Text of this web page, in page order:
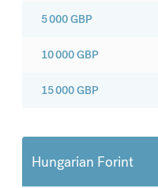
5 000GBP
10 000GBP
15 000GBP
Hungarian Forint